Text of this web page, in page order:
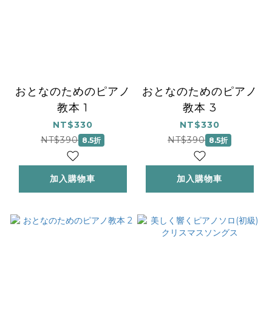
おとなのためのピアノ
教本 1
NT$330
NT$390 8.5折
加入購物車
おとなのためのピアノ
教本 3
NT$330
NT$390 8.5折
加入購物車